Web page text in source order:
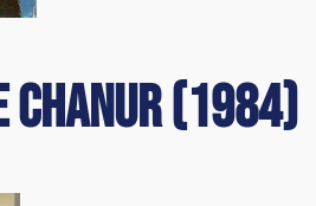
Chanur (1984)